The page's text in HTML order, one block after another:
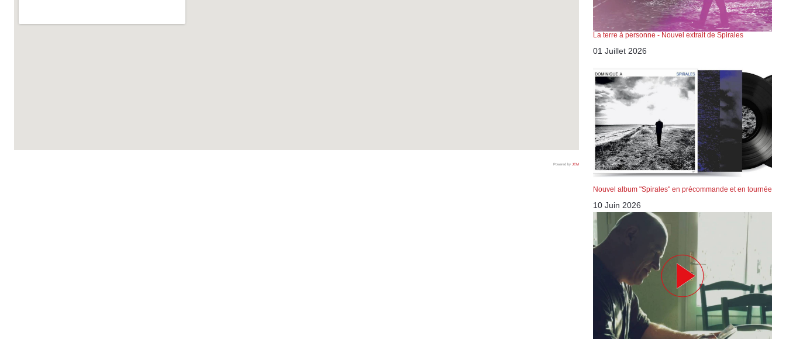
Powered by JEM
La terre à personne - Nouvel extrait de Spirales
01 Juillet 2026
Nouvel album "Spirales" en précommande et en tournée
10 Juin 2026